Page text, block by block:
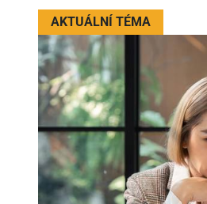
AKTUÁLNÍ TÉMA